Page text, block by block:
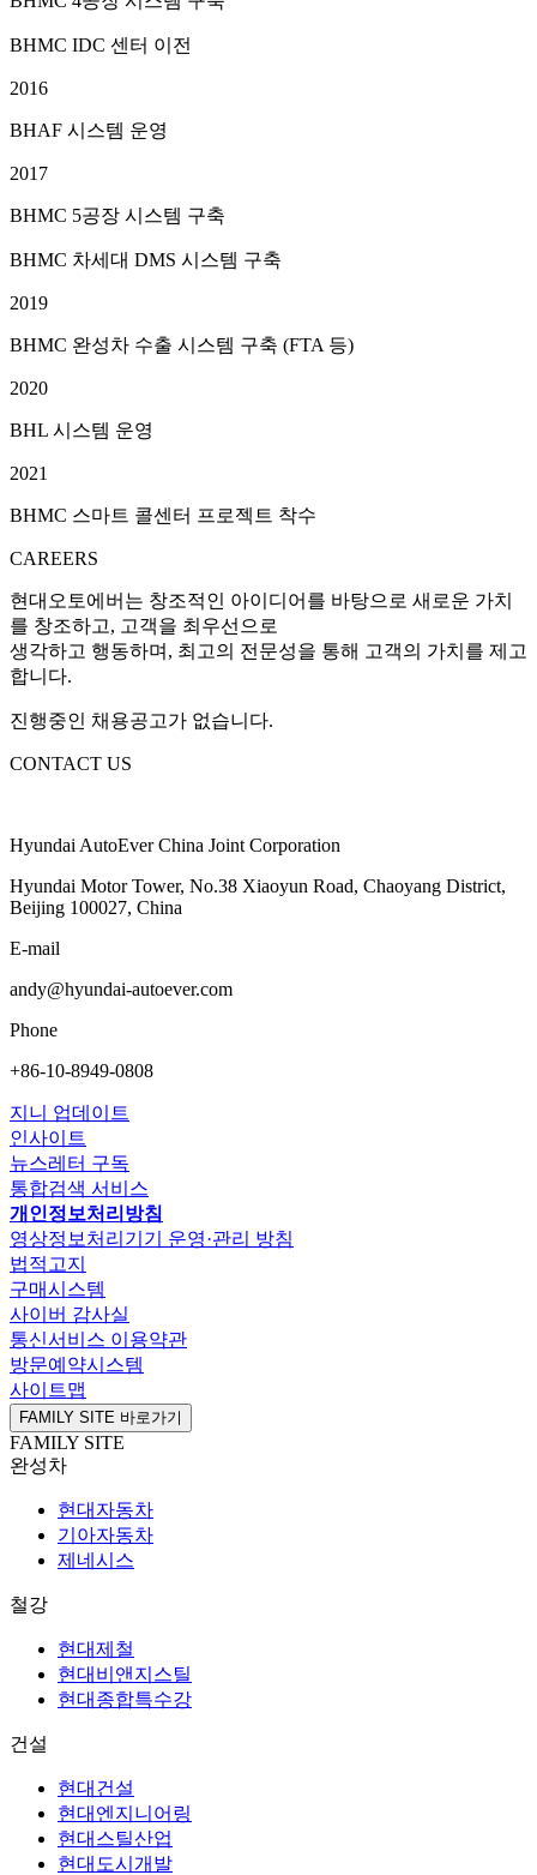
BHMC IDC 센터 이전
2016
BHAF 시스템 운영
2017
BHMC 5공장 시스템 구축
BHMC 차세대 DMS 시스템 구축
2019
BHMC 완성차 수출 시스템 구축 (FTA 등)
2020
BHL 시스템 운영
2021
BHMC 스마트 콜센터 프로젝트 착수
CAREERS
현대오토에버는 창조적인 아이디어를 바탕으로 새로운 가치
를 창조하고, 고객을 최우선으로
생각하고 행동하며, 최고의 전문성을 통해 고객의 가치를 제고
합니다.
진행중인 채용공고가 없습니다.
CONTACT US
Hyundai AutoEver China Joint Corporation
Hyundai Motor Tower, No.38 Xiaoyun Road, Chaoyang District,
Beijing 100027, China
E-mail
andy@hyundai-autoever.com
Phone
+86-10-8949-0808
지니 업데이트
인사이트
뉴스레터 구독
통합검색 서비스
개인정보처리방침
영상정보처리기기 운영·관리 방침
법적고지
구매시스템
사이버 감사실
통신서비스 이용약관
방문예약시스템
사이트맵
FAMILY SITE 바로가기
FAMILY SITE
완성차
현대자동차
기아자동차
제네시스
철강
현대제철
현대비앤지스틸
현대종합특수강
건설
현대건설
현대엔지니어링
현대스틸산업
현대도시개발